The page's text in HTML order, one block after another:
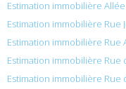
Estimation immobilière
Estimation immobilière Rue
Estimation immobilière Rue
Estimation immobilière Rue
Estimation immobilière Rue